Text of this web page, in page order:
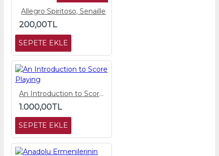
Allegro Spiritoso, Senaille
200,00TL
SEPETE EKLE
An Introduction to Score Playing
1.000,00TL
SEPETE EKLE